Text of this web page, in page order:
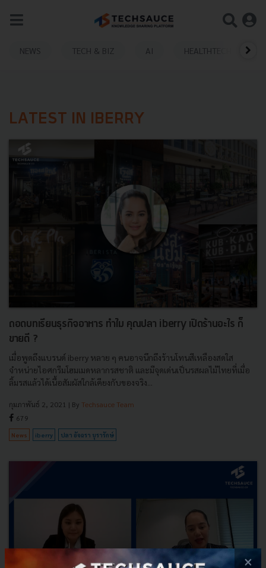
NEWS TECH & BIZ AI HEALTHTECH
LATEST IN IBERRY
ถอดบทเรียนธุรกิจอาหาร ทำไม คุณปลา iberry เปิดร้านอะไร ก็
ขายดี ?
เมื่อพูดถึงแบรนด์ iberry หลาย ๆ คนอาจนึกถึงร้านโทนสีเหลืองสดใส
จำหน่ายไอศกรีมโฮมเมดหลากรสชาติ และมีจุดเด่นเป็นรสผลไม้ไทยที่เมื่อ
ลิ้มรสแล้วได้เนื้อสัมผัสใกล้เคียงกับของจริง...
กุมภาพันธ์ 2, 2021 | By Techsauce Team
679
News iberry ปลา อัจฉรา บุรารักษ์
×